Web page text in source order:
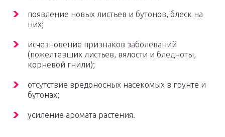
появление новых листьев и бутонов, блеск на
них;
исчезновение признаков заболеваний
(пожелтевших листьев, вялости и бледноты,
корневой гнили);
отсутствие вредоносных насекомых в грунте и
бутонах;
усиление аромата растения.